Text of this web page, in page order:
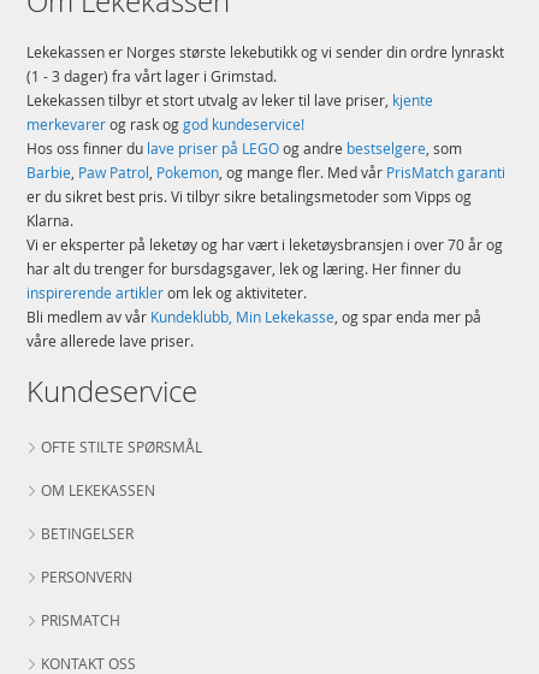
Lekekassen er Norges største lekebutikk og vi sender din ordre lynraskt
(1 - 3 dager) fra vårt lager i Grimstad.
Lekekassen tilbyr et stort utvalg av leker til lave priser, kjente
merkevarerog rask oggod kundeservice!
Hos oss finner du lave priser på LEGOog andre bestselgere, som
Barbie, Paw Patrol, Pokemon, og mange fler. Med vår PrisMatch garanti
er du sikret best pris. Vi tilbyr sikre betalingsmetoder som Vipps og
Klarna.
Vi er eksperter på leketøy og har vært i leketøysbransjen i over 70 år og
har alt du trenger for bursdagsgaver, lek og læring. Her finner du
inspirerende artiklerom lek og aktiviteter.
Bli medlem av vår Kundeklubb, Min Lekekasse, og spar enda mer på
våre allerede lave priser.
Kundeservice
OFTE STILTE SPØRSMÅL
OM LEKEKASSEN
BETINGELSER
PERSONVERN
PRISMATCH
KONTAKT OSS